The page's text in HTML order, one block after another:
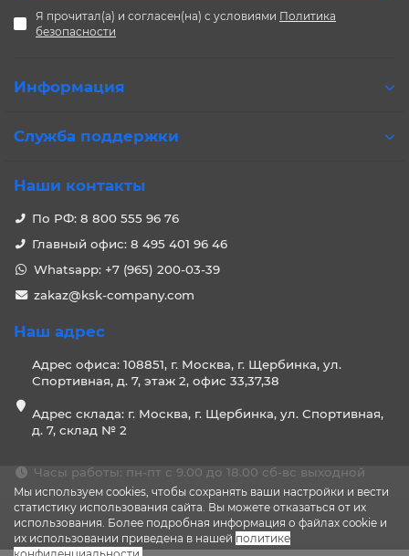
Мы используем cookies, чтобы сохранять ваши настройки и вести
статистику использования сайта. Вы можете отказаться от их
использования. Более подробная информация о файлах cookie и
их использовании приведена в нашей политике
Я прочитал(а) и согласен(на) с условиями Политика
безопасности
Информация
Служба поддержки
Наши контакты
По РФ: 8 800 555 96 76
Главный офис: 8 495 401 96 46
Whatsapp: +7 (965) 200-03-39
zakaz@ksk-company.com
Наш адрес
Адрес офиса: 108851, г. Москва, г. Щербинка, ул.
Спортивная, д. 7, этаж 2, офис 33,37,38
Адрес склада: г. Москва, г. Щербинка, ул. Спортивная,
д. 7, склад № 2
Часы работы: пн-пт с 9.00 до 18.00 сб-вс выходной